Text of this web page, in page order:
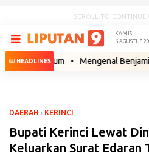
SCROLL TO CONTINUE
KAMIS,
6 AGUSTUS
HEADLINES
Hukum • Mengenal Benjamin
DAERAH › KERINCI
Bupati Kerinci Lewat
Keluarkan Surat Edaran